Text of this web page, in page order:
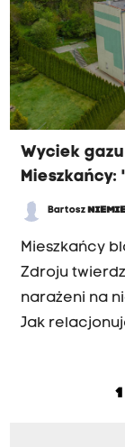
Wyciek
Bartosz
Mieszkańcy
Zdroju
narażeni na
Jak
1